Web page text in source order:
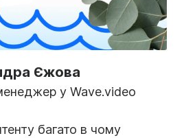
Єжова
у Wave.video
багато в чому